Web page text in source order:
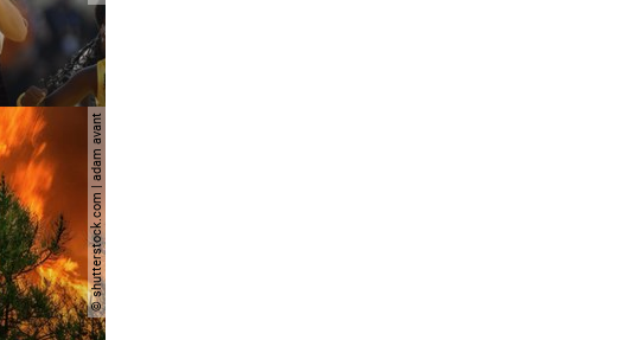
© shutterstock.com | adam avant